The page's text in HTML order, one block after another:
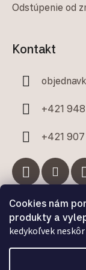
Cookies nám
produkty a
kedykoľvek
Odstúpenie od
Kontakt
+421
+421
Facebook